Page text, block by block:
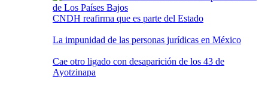
CNDH reafirma que es parte del Estado
La impunidad de las personas jurídicas en México
Cae otro ligado con desaparición de los 43 de
Ayotzinapa